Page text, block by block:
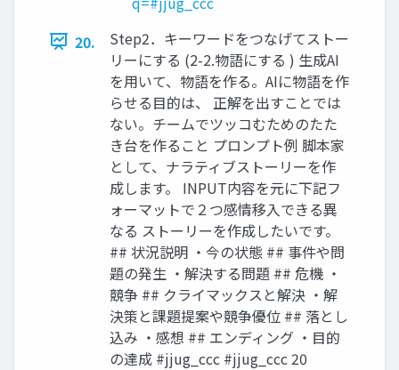
20.
Step2．キーワードをつなげてストー
リーにする (2-2.物語にする ) 生成AI
を用いて、物語を作る。AIに物語を作
らせる目的は、 正解を出すことでは
ない。チームでツッコむためのたた
き台を作ること プロンプト例 脚本家
として、ナラティブストーリーを作
成します。 INPUT内容を元に下記フ
ォーマットで２つ感情移入できる異
なる ストーリーを作成したいです。
## 状況説明 ・今の状態 ## 事件や問
題の発生 ・解決する問題 ## 危機 ・
競争 ## クライマックスと解決 ・解
決策と課題提案や競争優位 ## 落とし
込み ・感想 ## エンディング ・目的
の達成 #jjug_ccc #jjug_ccc 20